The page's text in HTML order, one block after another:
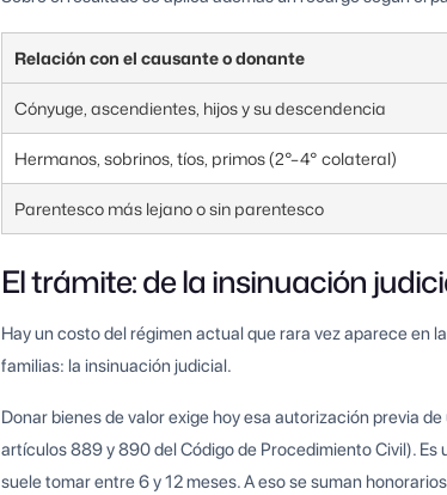
Relación con el causante o donante
Cónyuge, ascendientes, hijos y su descendencia
Hermanos, sobrinos, tíos, primos (2°–4° colateral)
Parentesco más lejano o sin parentesco
El trámite: de la insinuación
Hay un costo del régimen actual que rara vez aparece en
familias: la insinuación judicial.
Donar bienes de valor exige hoy esa autorización previa
artículos 889 y 890 del Código de Procedimiento Civil).
suele tomar entre 6 y 12 meses. A eso se suman